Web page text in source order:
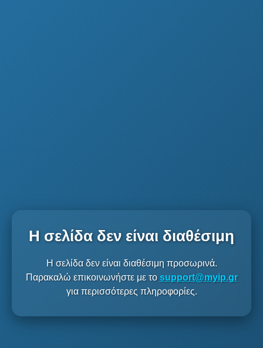
Η σελίδα δεν είναι διαθέσιμη
Η σελίδα δεν είναι διαθέσιμη προσωρινά.
Παρακαλώ επικοινωνήστε με το support@myip.gr
για περισσότερες πληροφορίες.